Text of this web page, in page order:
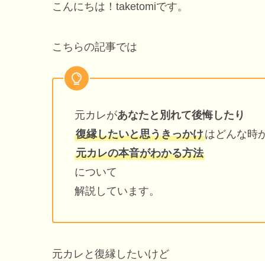
こんにちは！taketomiです。
こちらの記事では
元カレがあなたと別れて後悔したり
復縁したいと思うきっかけはどんな時
元カレの本音がわかる方法
について
解説しています。
元カレと復縁したいけど